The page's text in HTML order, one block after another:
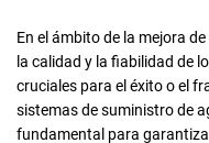
En el ámbito de la mejora
la calidad y la fiabilidad de
cruciales para el éxito o el
sistemas de suministro de
fundamental para